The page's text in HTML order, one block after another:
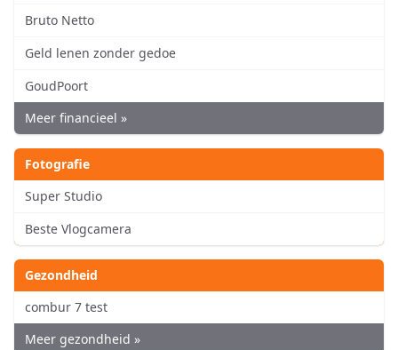
Bruto Netto
Geld lenen zonder gedoe
GoudPoort
Meer financieel »
Fotografie
Super Studio
Beste Vlogcamera
Gezondheid
combur 7 test
Meer gezondheid »